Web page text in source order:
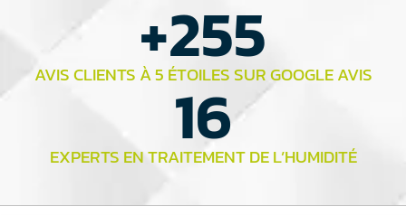
AVIS CLIENTS À 5 ÉTOILES SUR GOOGLE AVIS
+255
EXPERTS EN TRAITEMENT DE L’HUMIDITÉ
16